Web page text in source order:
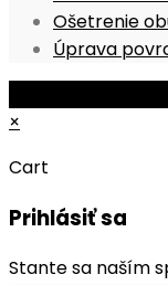
Ošetrenie
Úprava
×
Cart
Prihlásiť sa
Stante sa naším